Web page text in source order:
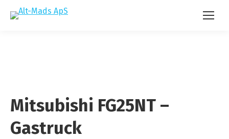
Mitsubishi FG25NT –
Gastruck